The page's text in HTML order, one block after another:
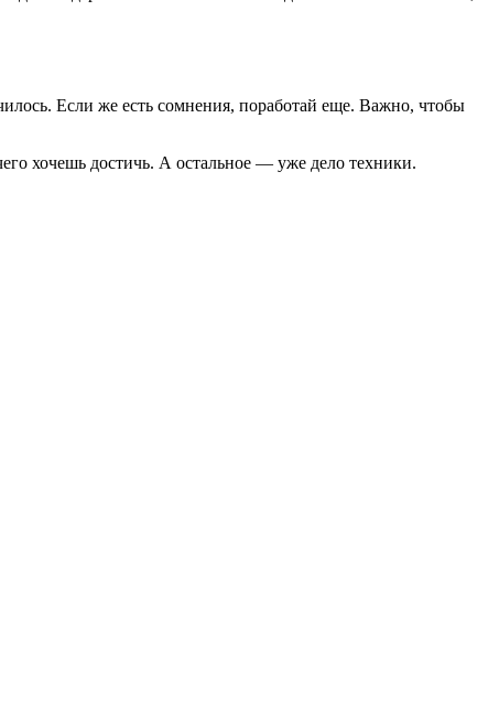
Если же есть сомнения, поработай еще. Важно, чтобы
хочешь достичь. А остальное — уже дело техники.